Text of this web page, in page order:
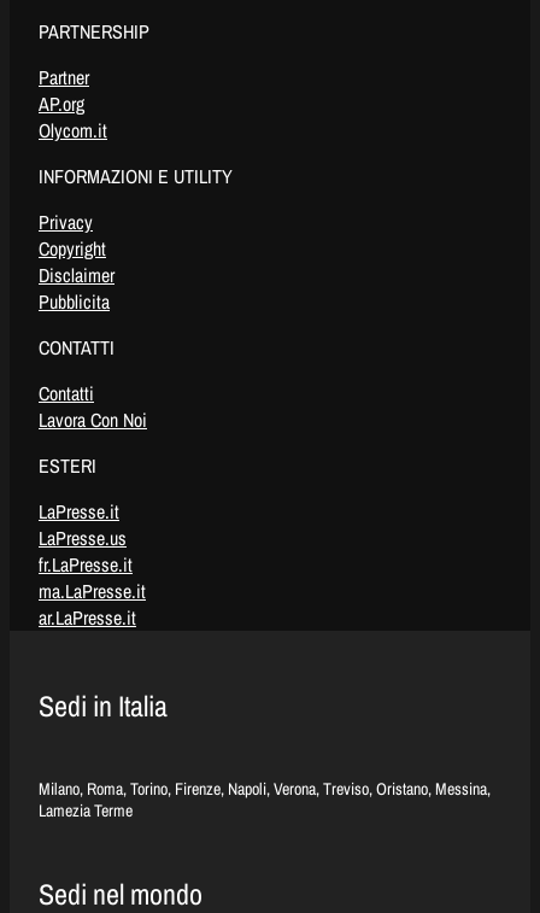
PARTNERSHIP
Partner
AP.org
Olycom.it
INFORMAZIONI E UTILITY
Privacy
Copyright
Disclaimer
Pubblicita
CONTATTI
Contatti
Lavora Con Noi
ESTERI
LaPresse.it
LaPresse.us
fr.LaPresse.it
ma.LaPresse.it
ar.LaPresse.it
Sedi in Italia
Milano, Roma, Torino, Firenze, Napoli, Verona, Treviso, Oristano, Messina,
Lamezia Terme
Sedi nel mondo